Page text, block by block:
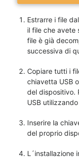
Estrarre i file
il file che avete
file è già
successiva di
Copiare tutti i
chiavetta USB
del dispositivo.
USB utilizzando
Inserire la
del proprio
L´installazione